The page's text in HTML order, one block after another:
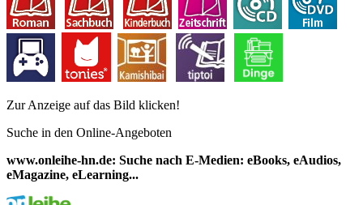
Zur Anzeige auf das Bild klicken!
Suche in den Online-Angeboten
www.onleihe-hn.de: Suche nach E-Medien: eBooks, eAudios,
eMagazine, eLearning...